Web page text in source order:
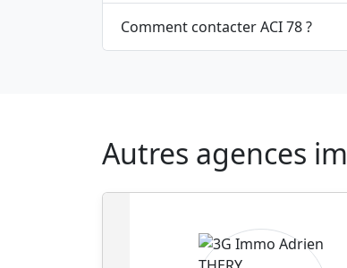
Comment contacter ACI 78 ?
Autres agences